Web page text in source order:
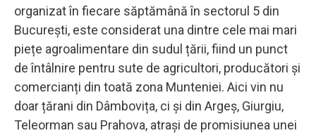
organizat în fiecare săptămână în sectorul 5 din
București, este considerat una dintre cele mai mari
piețe agroalimentare din sudul țării, fiind un punct
de întâlnire pentru sute de agricultori, producători și
comercianți din toată zona Munteniei. Aici vin nu
doar țărani din Dâmbovița, ci și din Argeș, Giurgiu,
Teleorman sau Prahova, atrași de promisiunea unei